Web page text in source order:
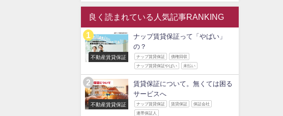
良く読まれている人気記事RANKING
不動産賃貸保証
ナップ賃貸保証って「やばい」
の？
ナップ賃貸保証 債権回収
ナップ賃貸保証やばい 未払い
不動産賃貸保証
賃貸保証について。無くては困る
サービスへ
ナップ賃貸保証 賃貸保証 保証会社
連帯保証人